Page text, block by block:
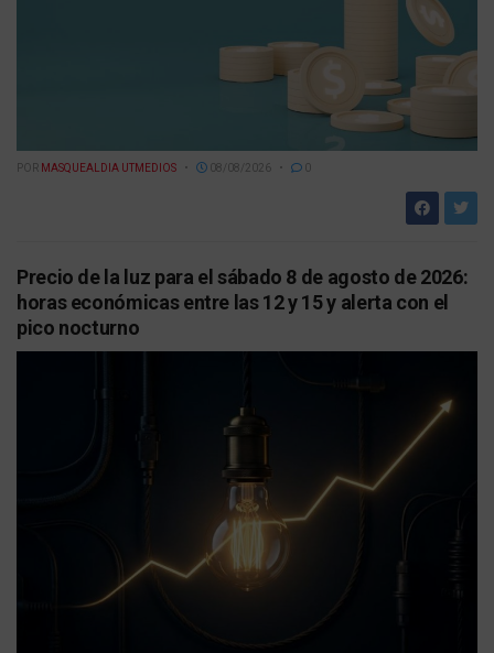
POR MASQUEALDIA UTMEDIOS 08/08/2026 0
Precio de la luz para el sábado 8 de agosto de 2026:
horas económicas entre las 12 y 15 y alerta con el
pico nocturno